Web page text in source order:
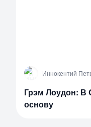
И Иннокентий
Грэм Лоудон: В
основу